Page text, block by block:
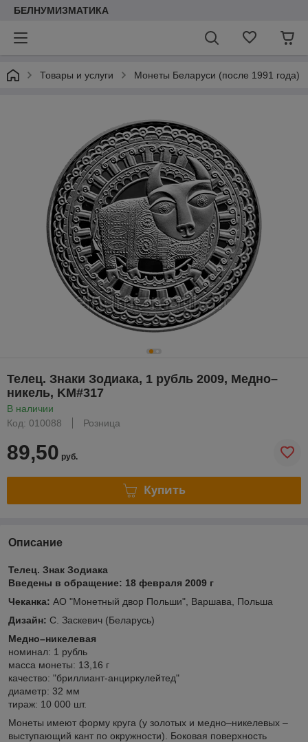
БЕЛНУМИЗМАТИКА
Товары и услуги Монеты Беларуси (после 1991 года)
Телец. Знаки Зодиака, 1 рубль 2009, Медно–
никель, KM#317
В наличии
Код: 010088
Розница
89,50 руб.
Купить
Описание
Телец. Знак Зодиака
Введены в обращение: 18 февраля 2009 г
Чеканка: АО "Монетный двор Польши", Варшава, Польша
Дизайн: С. Заскевич (Беларусь)
Медно–никелевая
номинал: 1 рубль
масса монеты: 13,16 г
качество: "бриллиант-анциркулейтед"
диаметр: 32 мм
тираж: 10 000 шт.
Монеты имеют форму круга (у золотых и медно–никелевых –
выступающий кант по окружности). Боковая поверхность